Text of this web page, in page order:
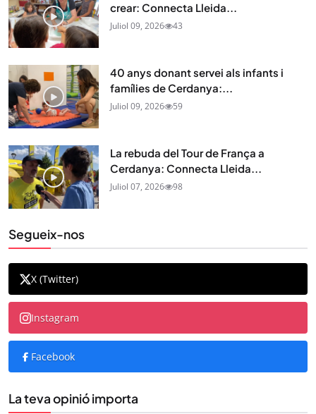
crear: Connecta Lleida...
Juliol 09, 2026 43
40 anys donant servei als infants i
famílies de Cerdanya:...
Juliol 09, 2026 59
La rebuda del Tour de França a
Cerdanya: Connecta Lleida...
Juliol 07, 2026 98
Segueix-nos
X (Twitter)
Instagram
Facebook
La teva opinió importa